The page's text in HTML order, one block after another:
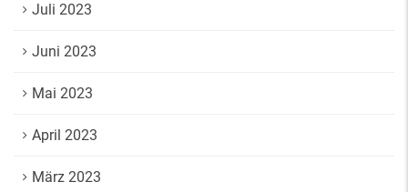
Juli 2023
Juni 2023
Mai 2023
April 2023
März 2023